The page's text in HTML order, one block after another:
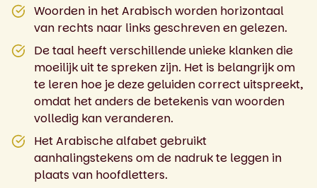
Woorden in het Arabisch worden horizontaal
van rechts naar links geschreven en gelezen.
De taal heeft verschillende unieke klanken die
moeilijk uit te spreken zijn. Het is belangrijk om
te leren hoe je deze geluiden correct uitspreekt,
omdat het anders de betekenis van woorden
volledig kan veranderen.
Het Arabische alfabet gebruikt
aanhalingstekens om de nadruk te leggen in
plaats van hoofdletters.